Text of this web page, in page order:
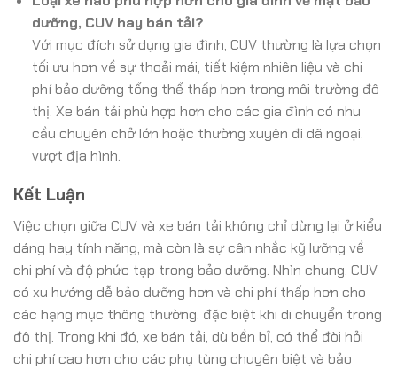
dưỡng, CUV hay bán tải?
Với mục đích sử dụng gia đình, CUV thường là lựa chọn
tối ưu hơn về sự thoải mái, tiết kiệm nhiên liệu và chi
phí bảo dưỡng tổng thể thấp hơn trong môi trường đô
thị. Xe bán tải phù hợp hơn cho các gia đình có nhu
cầu chuyên chở lớn hoặc thường xuyên đi dã ngoại,
vượt địa hình.
Kết Luận
Việc chọn giữa CUV và xe bán tải không chỉ dừng lại ở kiểu
dáng hay tính năng, mà còn là sự cân nhắc kỹ lưỡng về
chi phí và độ phức tạp trong bảo dưỡng. Nhìn chung, CUV
có xu hướng dễ bảo dưỡng hơn và chi phí thấp hơn cho
các hạng mục thông thường, đặc biệt khi di chuyển trong
đô thị. Trong khi đó, xe bán tải, dù bền bỉ, có thể đòi hỏi
chi phí cao hơn cho các phụ tùng chuyên biệt và bảo